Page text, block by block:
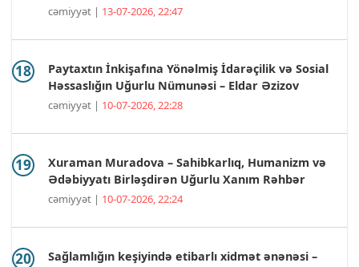
cəmiyyət | 13-07-2026, 22:47
Paytaxtın İnkişafına Yönəlmiş İdarəçilik və Sosial
Həssaslığın Uğurlu Nümunəsi – Eldar Əzizov
cəmiyyət | 10-07-2026, 22:28
Xuraman Muradova – Sahibkarlıq, Humanizm və
Ədəbiyyatı Birləşdirən Uğurlu Xanım Rəhbər
cəmiyyət | 10-07-2026, 22:24
Sağlamlığın keşiyində etibarlı xidmət ənənəsi –